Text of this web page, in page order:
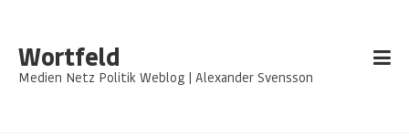
Wortfeld
Medien Netz Politik Weblog | Alexander Svensson